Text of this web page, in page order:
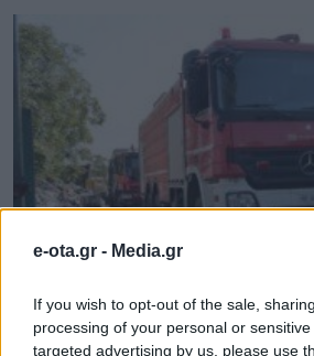
e-ota.gr - Media.gr
If you wish to opt-out of the sale,
processing of your personal or
targeted advertising by us, please use
Σε κατάσταση κινητοποίησης
σήμερα η χώρα